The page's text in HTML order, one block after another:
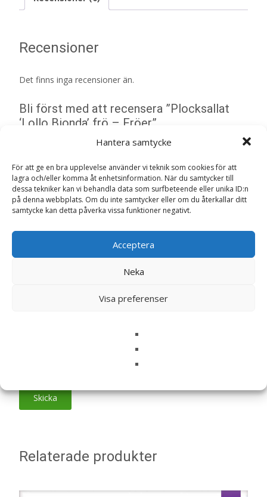
Hantera samtycke
För att ge en bra upplevelse använder vi teknik som cookies för att
lagra och/eller komma åt enhetsinformation. När du samtycker till
dessa tekniker kan vi behandla data som surfbeteende eller unika ID:n
på denna webbplats. Om du inte samtycker eller om du återkallar ditt
samtycke kan detta påverka vissa funktioner negativt.
Acceptera
Neka
Visa preferenser
Recensioner
Det finns inga recensioner än.
Bli först med att recensera ”Plocksallat
‘Lollo Bionda’ frö – Fröer”
Din e-postadress kommer inte publiceras.
Obligatoriska fält
Ditt betyg*
Relaterade produkter